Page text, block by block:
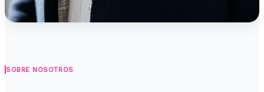
SOBRE NOSOTROS